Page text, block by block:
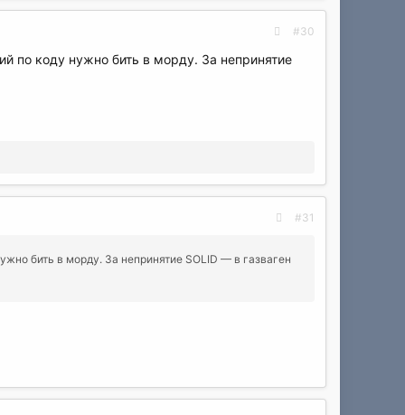
#30
по коду нужно бить в морду. За непринятие
#31
бить в морду. За непринятие SOLID — в газваген